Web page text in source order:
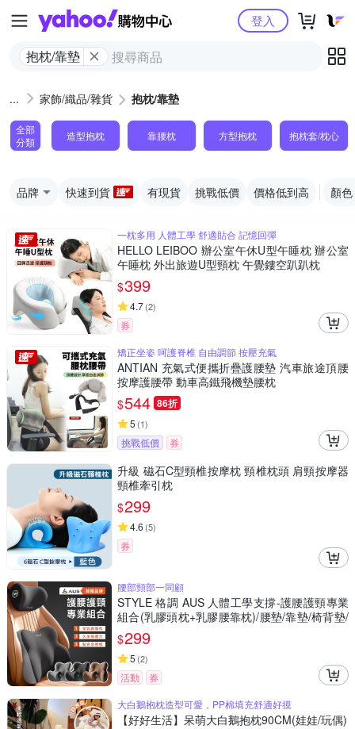
Yahoo購物中心
抱枕/靠墊
登入
家飾/織品/雜貨 抱枕/靠墊
全部
分類
造型抱枕 靠腰枕 方型抱枕 抱枕套/枕心
品牌 快速到貨 有現貨 挑戰低價 價格低到高 顏色
一枕多用 人體工學 舒適貼合 記憶回彈
HELLO LEIBOO 辦公室午休U型午睡枕 辦公室
午睡枕 外出旅遊U型頸枕 午覺鏤空趴趴枕
$399
4.7(2)
券
矯正坐姿 呵護脊椎 自由調節 按壓充氣
ANTIAN 充氣式便攜折疊護腰墊 汽車旅途頂腰
按摩護腰帶 動車高鐵飛機墊腰枕
$544 86折
5 (1)
挑戰低價 券
升級 磁石C型頸椎按摩枕 頸椎枕頭 肩頸按摩器
頸椎牽引枕
$299
4.6 (5)
券
腰部頸部一同顧
STYLE 格調 AUS 人體工學支撐-護腰護頸專業
組合(乳膠頭枕+乳膠腰靠枕)/腰墊/靠墊/椅背墊/
腰枕/頸枕
$299
5 (2)
活動
券
大白鵝抱枕造型可愛，PP棉填充舒適好摸
【好好生活】呆萌大白鵝抱枕90CM(娃娃/玩偶)